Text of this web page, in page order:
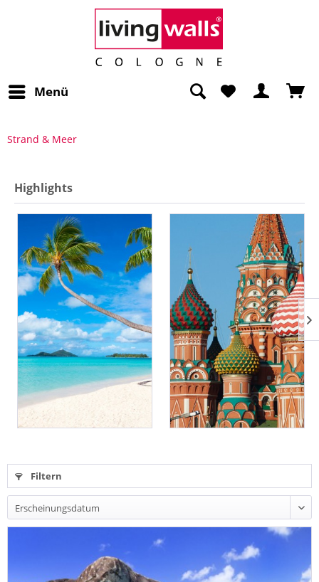
Menü
Strand & Meer
Highlights
Filtern